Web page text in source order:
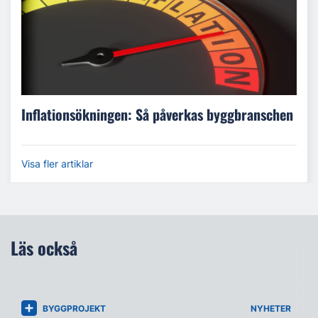
Inflationsökningen: Så påverkas byggbranschen
Visa fler artiklar
Läs också
BYGGPROJEKT NYHETER